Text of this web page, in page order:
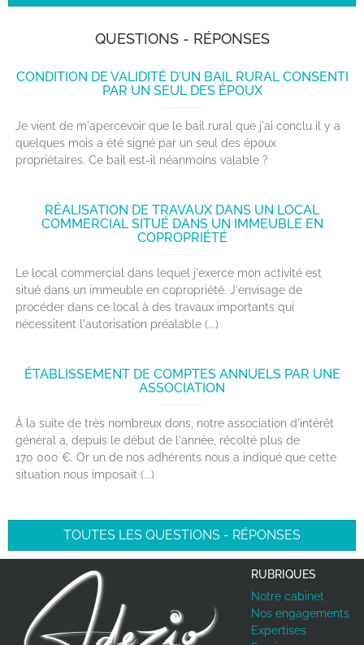
QUESTIONS - RÉPONSES
CONDITION DE VALIDITÉ D'UN BAIL RURAL CONSENTI
PAR UN SEUL DES ÉPOUX
Je vient de m'apercevoir que le bail rural que j'ai conclu il y a
quelques mois a été signé par un seul des époux
propriétaires. Ce bail est-il néanmoins valable ?
RÉALISATION DE TRAVAUX DANS UN LOCAL
COMMERCIAL SITUÉ DANS UN IMMEUBLE EN
COPROPRIÉTÉ
Le local commercial dans lequel j'exerce mon activité est
situé dans un immeuble en copropriété. J'envisage de
procéder dans ce local à des travaux importants qui
nécessitent l'autorisation préalable (...)
ÉTABLISSEMENT DE COMPTES ANNUELS PAR UNE
ASSOCIATION
À la suite de très nombreux dons, notre association d'intérêt
général a, depuis le début de l'année, récolté plus de
170 000 €. Or un de nos adhérents nous a indiqué que cette
situation nous imposait (...)
TOUTES LES QUESTIONS - RÉPONSES
RUBRIQUES
Notre cabinet
Nos engagements
Expertises